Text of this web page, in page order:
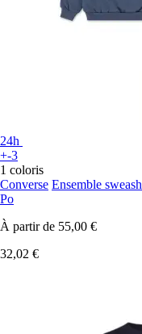
24h
+-3
1 coloris
Converse Ensemble
Po
À partir de 55,00 €
32,02 €